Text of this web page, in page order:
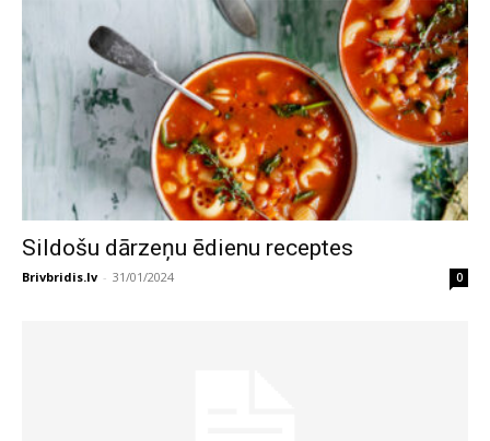
Sildošu dārzeņu ēdienu receptes
Brivbridis.lv - 31/01/2024 0